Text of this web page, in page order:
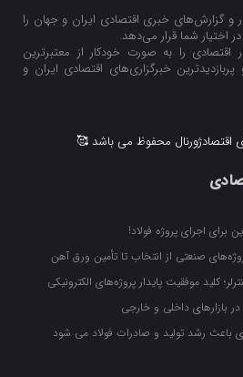
و گزارش‌های خبری اقتصادی ایران و جهان را
اختیار شما قرار می‌‌دهد.
اقتصادی را به صورت خودکار از معتبرترین
خبرگزاری‌های اقتصادی ایران و
محفوظ می باشد 🥰
برای اجرای پروژه فولاد!
صنعتی از انتخاب تا تأمین ورق آهن
کلید موفقیت پایدار پروژه‌های الکترونیکی
داخلی و خارجی
باعث رشد تولید و صادرات فولاد می شود